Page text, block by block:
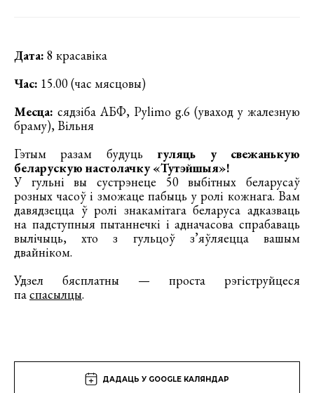
Дата: 8 красавіка
Час: 15.00 (час мясцовы)
Месца: сядзіба АБФ, Pylimo g.6 (уваход у жалезную
браму), Вільня
Гэтым разам будуць гуляць у свежанькую
беларускую настолачку «Тутэйшыя»!
У гульні вы сустрэнеце 50 выбітных беларусаў
розных часоў і зможаце пабыць у ролі кожнага. Вам
давядзецца ў ролі знакамітага беларуса адказваць
на падступныя пытаннечкі і адначасова спрабаваць
вылічыць, хто з гульцоў з’яўляецца вашым
двайніком.
Удзел бясплатны — проста рэгіструйцеся
паспасылцы.
ДАДАЦЬ У GOOGLE КАЛЯНДАР